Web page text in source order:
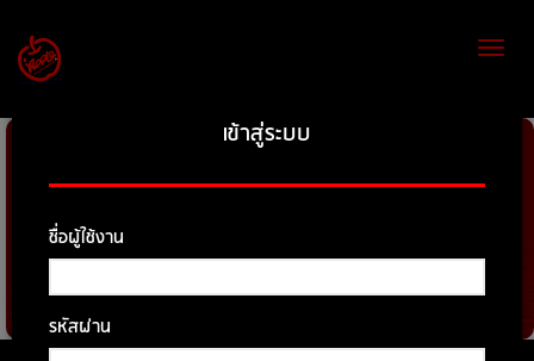
เข้าสู่ระบบ
ชื่อผู้ใช้งาน
รหัสผ่าน